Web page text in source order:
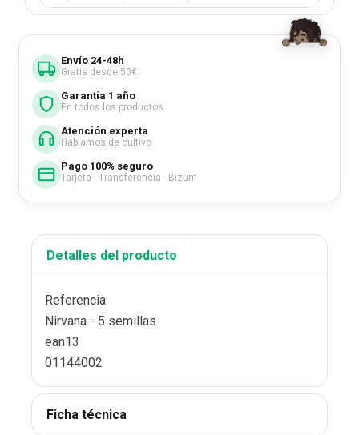
Envío 24-48h
Gratis desde 50€
Garantía 1 año
En todos los productos
Atención experta
Hablamos de cultivo
Pago 100% seguro
Tarjeta · Transferencia · Bizum
Detalles del producto
Referencia
Nirvana - 5 semillas
ean13
01144002
Ficha técnica